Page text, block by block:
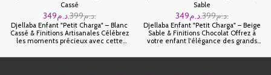
Cassé
399 د.م. 349 د.م.
Djellaba Enfant "Petit Charga" – Blanc
Cassé & Finitions Artisanales Célébrez
les moments précieux avec cette
éclatant. Symbole de pureté et
Sable
399 د.م. 349 د.م.
Djellaba Enfant "Petit Charga" – Beige
Sable & Finitions Chocolat Offrez à
votre enfant l'élégance des grands
Conçue spécifiquement pour les plus